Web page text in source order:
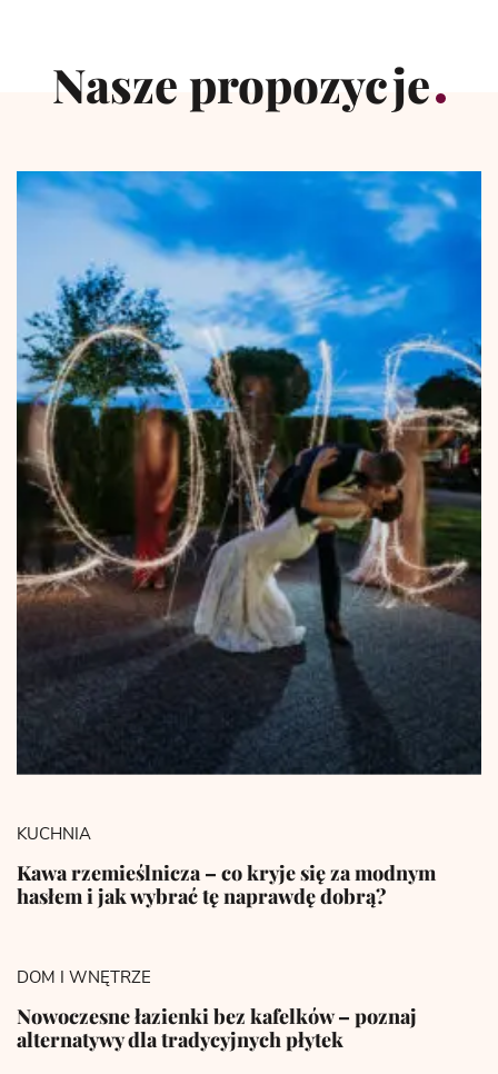
Nasze propozycje
KUCHNIA
Kawa rzemieślnicza – co kryje się za modnym
hasłem i jak wybrać tę naprawdę dobrą?
DOM I WNĘTRZE
Nowoczesne łazienki bez kafelków – poznaj
alternatywy dla tradycyjnych płytek